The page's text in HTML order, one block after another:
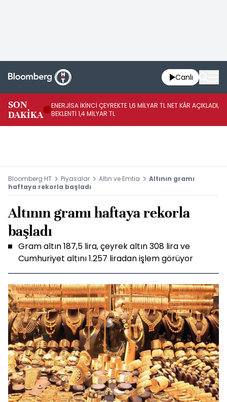
Canlı
SON
DAKİKA
ENERJİSA İKİNCİ ÇEYREKTE 1,6 MİLYAR TL NET KÂR AÇIKLADI,
BEKLENTİ 1,4 MİLYAR TL
Bloomberg HT Piyasalar Altın ve Emtia
Altının gramı
haftaya rekorla başladı
Altının gramı haftaya rekorla
başladı
Gram altın 187,5 lira, çeyrek altın 308 lira ve
Cumhuriyet altını 1.257 liradan işlem görüyor